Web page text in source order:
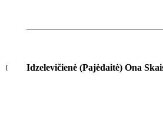
Idzelevičienė (Pajėdaitė) Ona